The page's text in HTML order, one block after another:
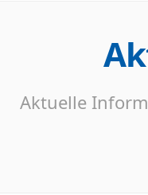
Aktuelle